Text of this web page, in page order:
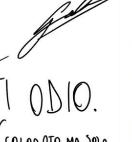
DEI CINECOMICS: 2026 TRA FILM E